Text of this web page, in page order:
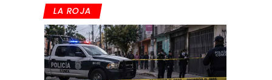
LA ROJA